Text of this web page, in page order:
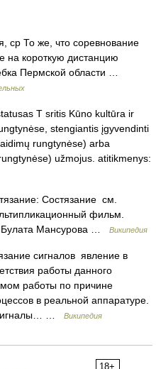
То же, что соревнование
на короткую дистанцию
Пермской области …
T sritis Kūno kultūra ir
stengiantis įgyvendinti
rungtynėse) arba
užmojus. atitikmenys:
Состязание см.
фильм.
Мансурова …
Википедия
сигналов явление в
работы данного
работы по причине
в реальной аппаратуре.
сигналы… …
Википедия
18+